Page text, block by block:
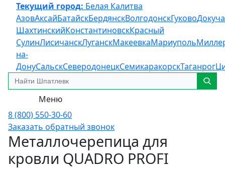
Текущий город: Белая Калитва
АзовАксайБатайскБердянскВолгодонскГуково
ШахтинскийКонстантиновскКрасный
СулинЛисичанскЛуганскМакеевкаМариуполь
на-
ДонуСальскСеверодонецкСемикаракорскТаганрог
Меню
8 (800) 550-30-60
Заказать обратный звонок
Металлочерепица для
кровли QUADRO PROFI